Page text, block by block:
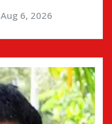
Aug 6, 2026